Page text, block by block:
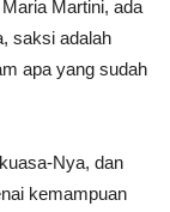
Martini, ada
saksi adalah
apa yang sudah
Nya, dan
kemampuan